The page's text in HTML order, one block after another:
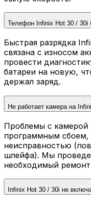
Телефон Infinix Hot 30 / 30i
Быстрая разрядка
связана с износом
провести
батареи на новую,
держал заряд.
Не работает камера на
Проблемы с камерой
программным сбоем,
неисправностью
шлейфа). Мы
необходимый
Infinix Hot 30 / 30i не